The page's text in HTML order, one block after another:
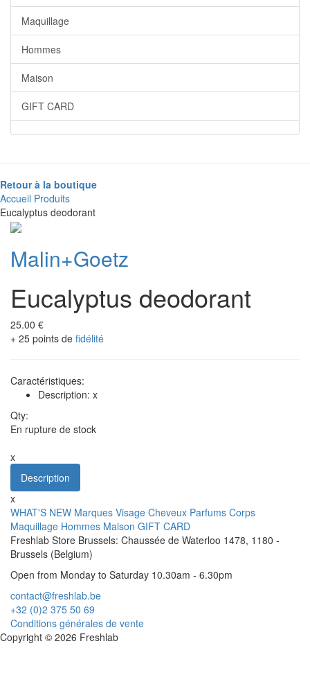
Maquillage
Hommes
Maison
GIFT CARD
Retour à la boutique
Accueil Produits
Eucalyptus deodorant
Malin+Goetz
Eucalyptus deodorant
25.00 €
+ 25 points de fidélité
Caractéristiques:
Description: x
Qty:
En rupture de stock
x
Description
x
WHAT'S NEW Marques Visage Cheveux Parfums Corps
Maquillage Hommes Maison GIFT CARD
Freshlab Store Brussels: Chaussée de Waterloo 1478, 1180 -
Brussels (Belgium)
Open from Monday to Saturday 10.30am - 6.30pm
contact@freshlab.be
+32 (0)2 375 50 69
Conditions générales de vente
Copyright © 2026 Freshlab